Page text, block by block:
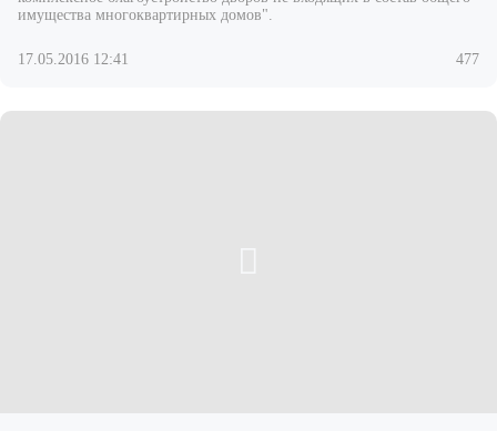
имущества многоквартирных домов".
17.05.2016 12:41 477